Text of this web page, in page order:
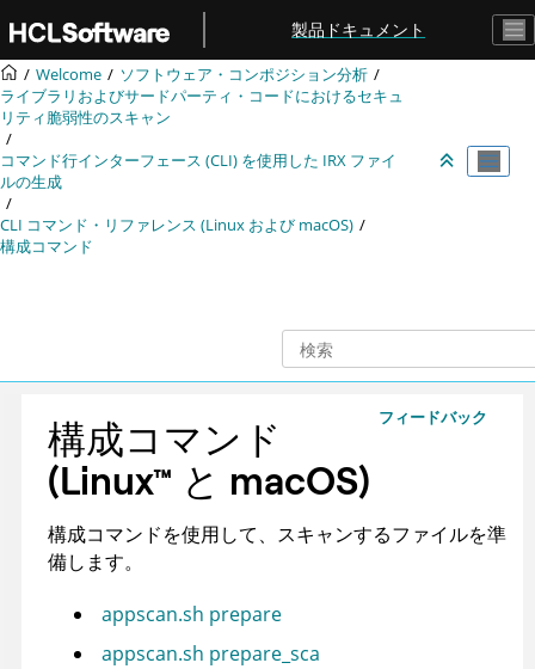
メインコンテンツにジャンプ
製品ドキュメント
Welcome
ソフトウェア・コンポジション分析
ライブラリおよびサードパーティ・コードにおけるセキュ
リティ脆弱性のスキャン
コマンド行インターフェース (CLI) を使用した IRX ファイ
ルの生成
CLI コマンド・リファレンス (Linux および macOS)
構成コマンド
フィードバック
構成コマンド
(Linux™ と macOS)
構成コマンドを使用して、スキャンするファイルを準
備します。
appscan.sh prepare
appscan.sh prepare_sca